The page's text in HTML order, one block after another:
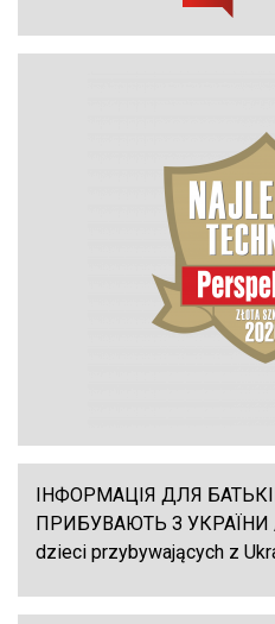
ІНФОРМАЦІЯ ДЛЯ
ПРИБУВАЮТЬ З УКРАЇНИ
dzieci przybywających z